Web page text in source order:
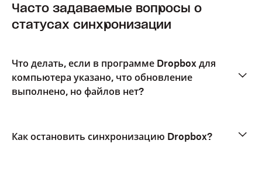
Часто задаваемые вопросы о
статусах синхронизации
Что делать, если в программе Dropbox для
компьютера указано, что обновление
выполнено, но файлов нет?
Как остановить синхронизацию Dropbox?